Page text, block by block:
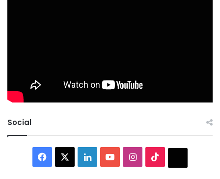
Social
Facebook LinkedInYouTubeInstagram